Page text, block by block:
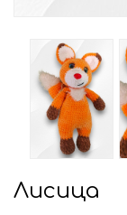
Лисица